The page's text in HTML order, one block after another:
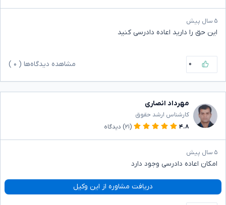
۵ سال پیش
این حق را دارید اعاده دادرسی کنید
۰ مشاهده دیدگاه‌ها ( ۰
مهرداد انصاری
کارشناس ارشد حقوق
۴.۸
(۲۱) دیدگاه
۵ سال پیش
امکان اعاده دادرسی وجود دارد ‌
دریافت مشاوره از این وکیل